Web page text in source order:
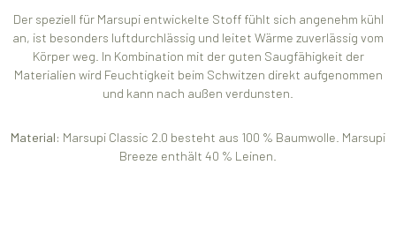
Der speziell für Marsupi entwickelte Stoff fühlt sich angenehm kühl
an, ist besonders luftdurchlässig und leitet Wärme zuverlässig vom
Körper weg. In Kombination mit der guten Saugfähigkeit der
Materialien wird Feuchtigkeit beim Schwitzen direkt aufgenommen
und kann nach außen verdunsten.
Material: Marsupi Classic 2.0 besteht aus 100 % Baumwolle. Marsupi
Breeze enthält 40 % Leinen.